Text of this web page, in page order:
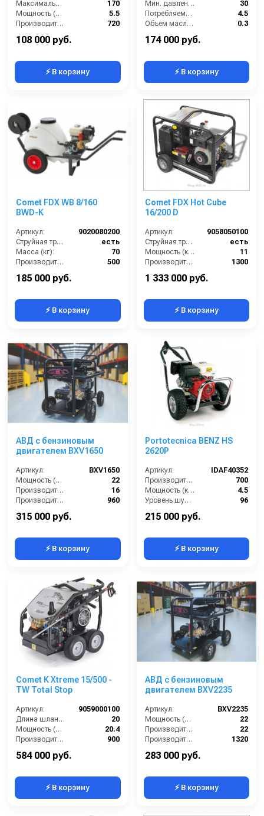
Максимальное давление (бар):
170
Мощность (л/с):
5.5
Производительность (л/ч):
720
108 000 руб.
⚡ В корзину
Мин. давление (бар):
30
Потребляемая мощность (Вт):
4.5
Объем масла для насоса (л):
0.3
174 000 руб.
⚡ В корзину
Comet FDX WB 8/160
BWD-K
Артикул:
9020080200
Струйная трубка (копьё):
есть
Масса (кг):
70
Производительность (л/ч):
500
185 000 руб.
⚡ В корзину
Comet FDX Hot Cube
16/200 D
Артикул:
9058050100
Струйная трубка (копьё):
есть
Мощность (кВт):
11
Производительность (л/ч):
1300
1 333 000 руб.
⚡ В корзину
АВД с бензиновым
двигателем BXV1650
Артикул:
BXV1650
Мощность (л/с):
22
Производительность (л/мин):
16
Производительность (л/ч):
960
315 000 руб.
⚡ В корзину
Portotecnica BENZ HS
2620P
Артикул:
IDAF40352
Производительность (л/ч):
700
Мощность (кВт):
4.5
Уровень шума (дБ):
96
215 000 руб.
⚡ В корзину
Comet K Xtreme 15/500 -
TW Total Stop
Артикул:
9059000100
Длина шланга ВД (м):
20
Мощность (л/с):
20.4
Производительность (л/ч):
900
584 000 руб.
⚡ В корзину
АВД с бензиновым
двигателем BXV2235
Артикул:
BXV2235
Мощность (л/с):
22
Производительность (л/мин):
22
Производительность (л/ч):
1320
283 000 руб.
⚡ В корзину